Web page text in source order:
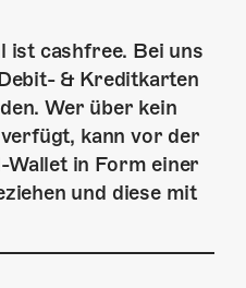
ist cashfree. Bei uns
& Kreditkarten
Wer über kein
kann vor der
Wallet in Form einer
und diese mit